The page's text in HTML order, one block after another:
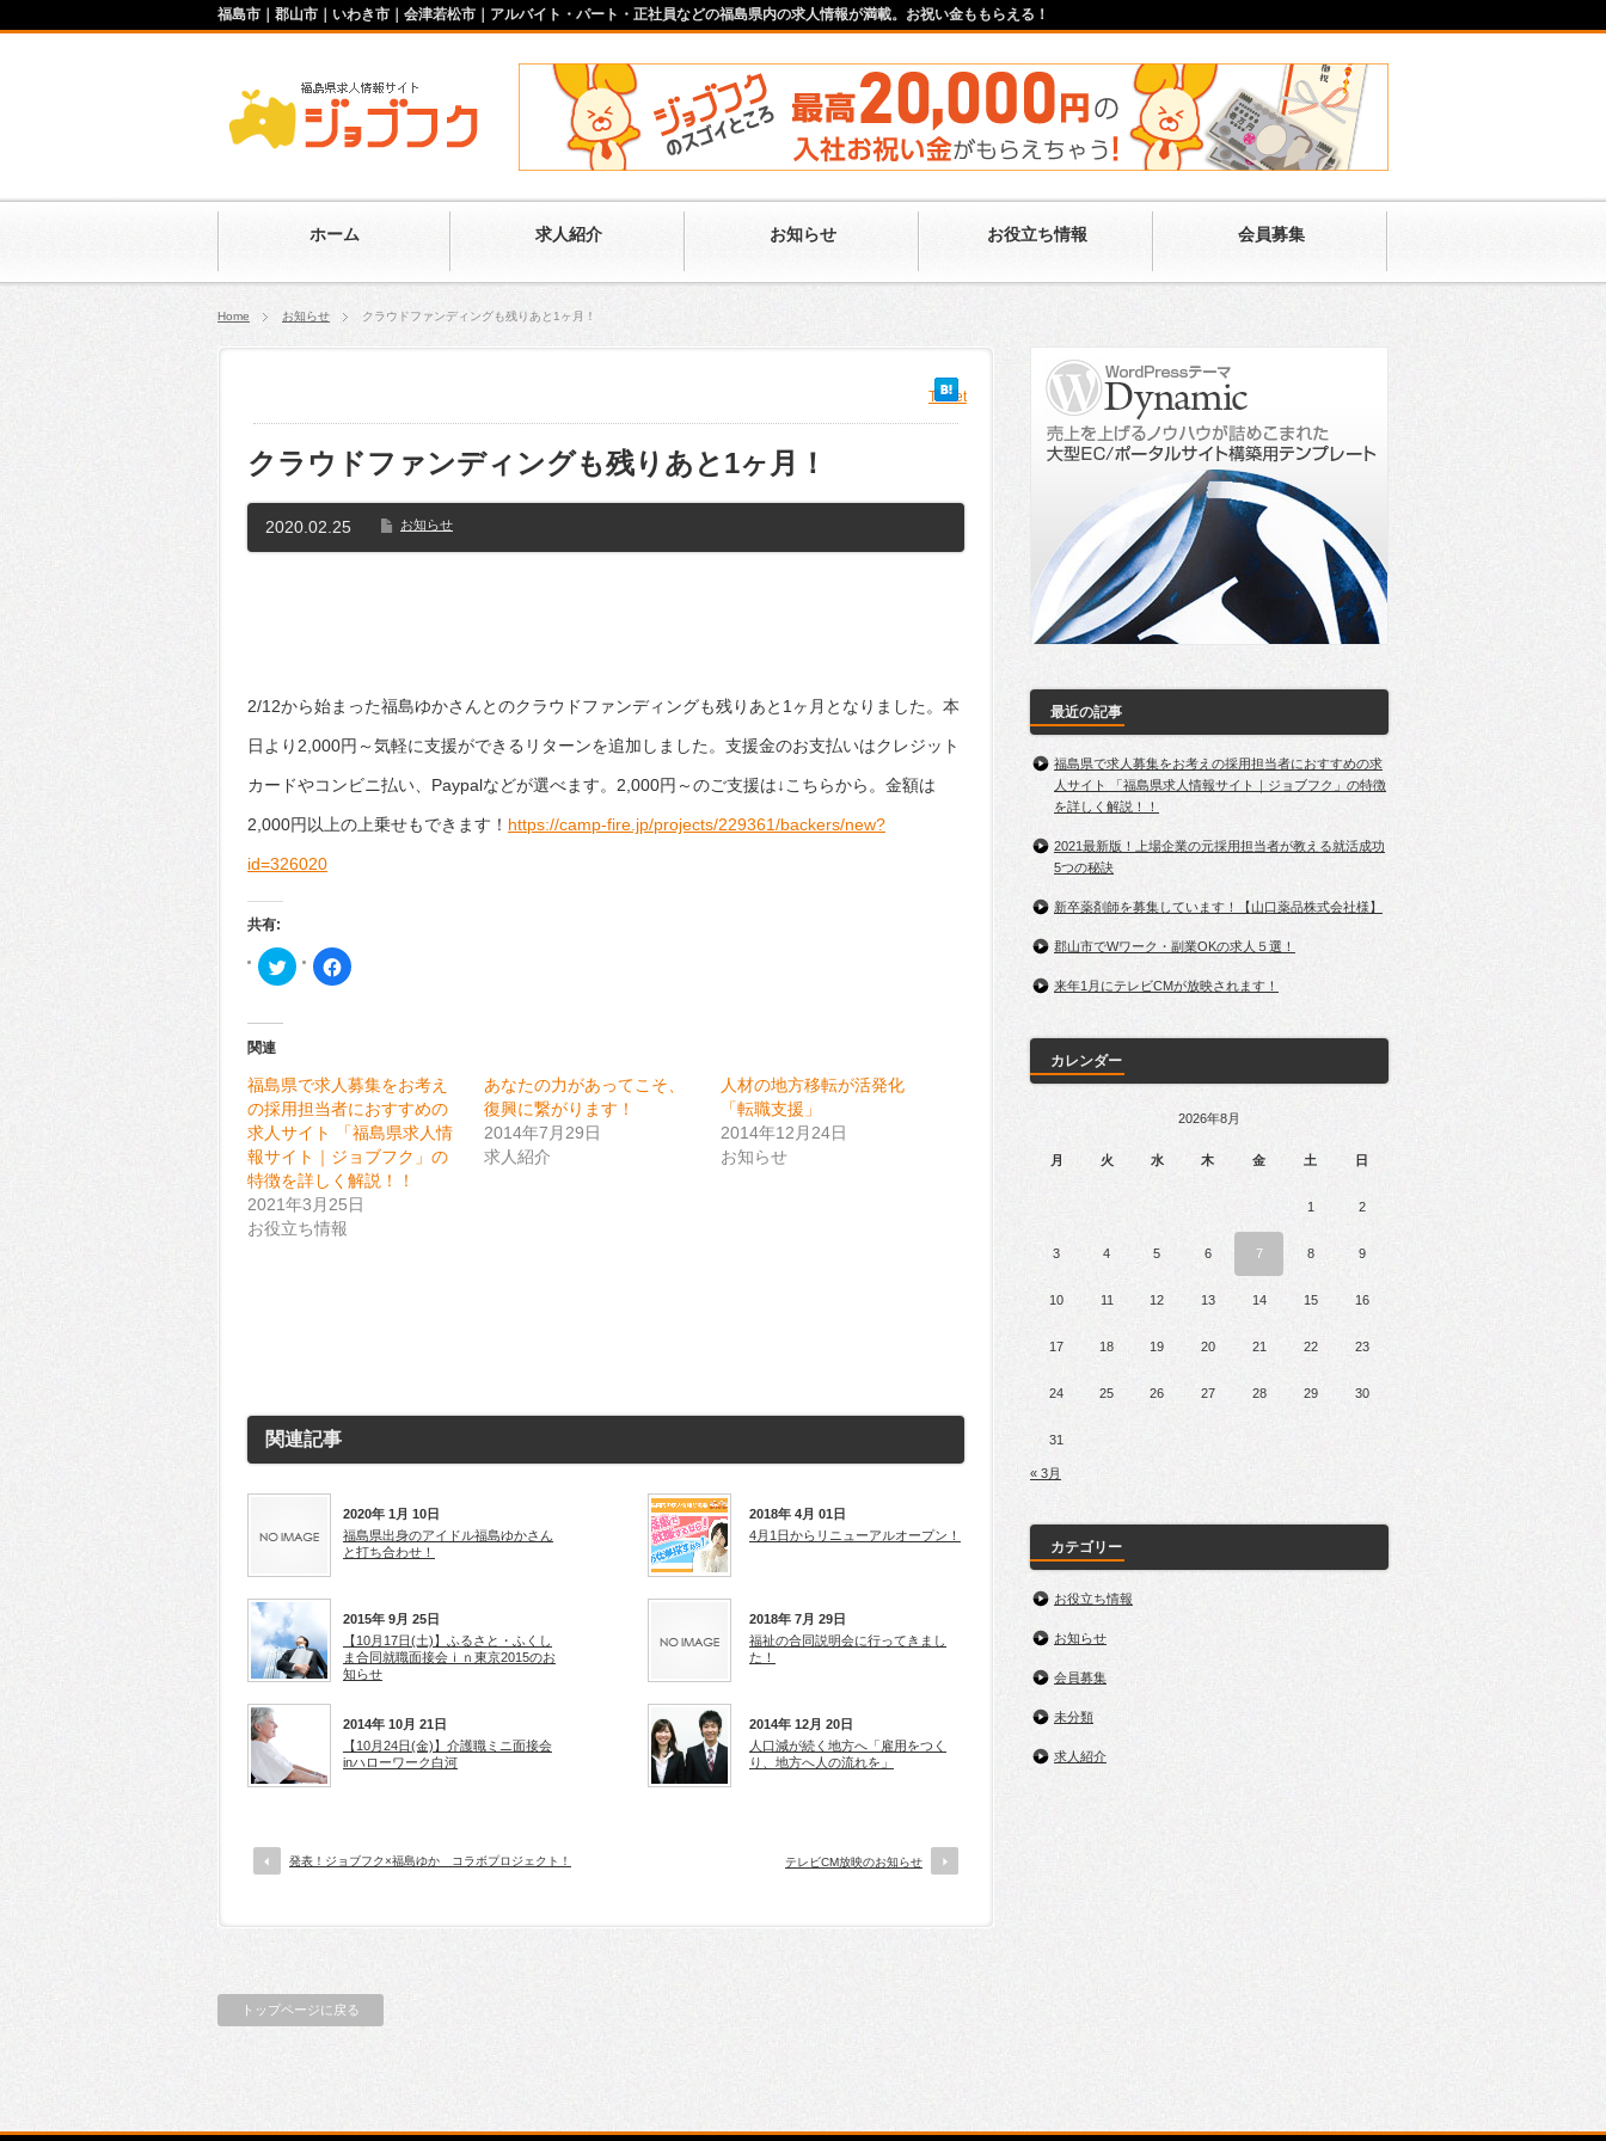
ホーム 求人紹介 お知らせ お役立ち情報 会員募集
福島市｜郡山市｜いわき市｜会津若松市｜アルバイト・パート・正社員などの福島県内の求人情報が満載。お祝い金ももらえる！
Home お知らせ クラウドファンディングも残りあと1ヶ月！
Tweet
クラウドファンディングも残りあと1ヶ月！
2020.02.25 お知らせ
2/12から始まった福島ゆかさんとのクラウドファンディングも残りあと1ヶ月となりました。本
日より2,000円～気軽に支援ができるリターンを追加しました。支援金のお支払いはクレジット
カードやコンビニ払い、Paypalなどが選べます。2,000円～のご支援は↓こちらから。金額は
2,000円以上の上乗せもできます！ https://camp-fire.jp/projects/229361/backers/new?
id=326020
共有:
ク
リ
共
有
(新
し
い
ウ
ィ
ン
ド
ウ
で
開
Facebook
で
ク
リ
ッ
ク
し
て
く
だ
さ
い
(新
し
関連
福島県で求人募集をお考え
の採用担当者におすすめの
求人サイト 「福島県求人情
報サイト｜ジョブフク」の
特徴を詳しく解説！！
2021年3月25日
お役立ち情報
あなたの力があってこそ、
復興に繋がります！
2014年7月29日
求人紹介
人材の地方移転が活発化
「転職支援」
2014年12月24日
お知らせ
関連記事
2020年 1月 10日
福島県出身のアイドル福島ゆかさん
と打ち合わせ！
2018年 4月 01日
4月1日からリニューアルオープン！
2015年 9月 25日
【10月17日(土)】ふるさと・ふくし
ま合同就職面接会ｉｎ東京2015のお
知らせ
2018年 7月 29日
福祉の合同説明会に行ってきまし
た！
2014年 10月 21日
【10月24日(金)】介護職ミニ面接会
inハローワーク白河
2014年 12月 20日
人口減が続く地方へ「雇用をつく
り、地方へ人の流れを」
発表！ジョブフク×福島ゆか コラボプロジェクト！ テレビCM放映のお知らせ
トップページに戻る
最近の記事
福島県で求人募集をお考えの採用担当者におすすめの求
人サイト 「福島県求人情報サイト｜ジョブフク」の特徴
を詳しく解説！！
2021最新版！上場企業の元採用担当者が教える就活成功
5つの秘訣
新卒薬剤師を募集しています！【山口薬品株式会社様】
郡山市でWワーク・副業OKの求人５選！
来年1月にテレビCMが放映されます！
カレンダー
2026年8月
月 火 水 木 金 土 日
1 2
3 4 5 6 7 8 9
10 11 12 13 14 15 16
17 18 19 20 21 22 23
24 25 26 27 28 29 30
31
« 3月
カテゴリー
お役立ち情報
お知らせ
会員募集
未分類
求人紹介